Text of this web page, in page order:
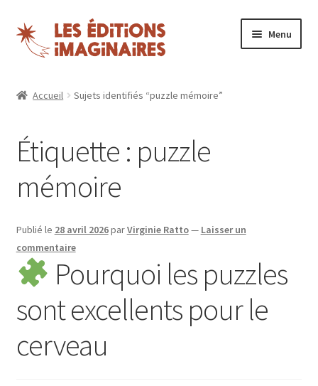
Aller
à
Aller
au
contenu
Menu
Blog
Nos magazines
Espace revendeurs
Mon compte
Accueil Sujets identifiés “puzzle mémoire”
Étiquette : puzzle
mémoire
Publié le 28 avril 2026parVirginie Ratto— Laisser un
commentaire
Pourquoi les puzzles
sont excellents pour le
cerveau